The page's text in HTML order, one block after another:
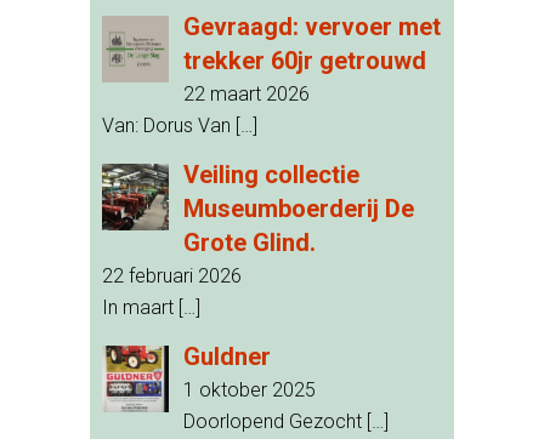
Gevraagd: vervoer met
trekker 60jr getrouwd
22 maart 2026
Van: Dorus Van […]
Veiling collectie
Museumboerderij De
Grote Glind.
22 februari 2026
In maart […]
Guldner
1 oktober 2025
Doorlopend Gezocht […]